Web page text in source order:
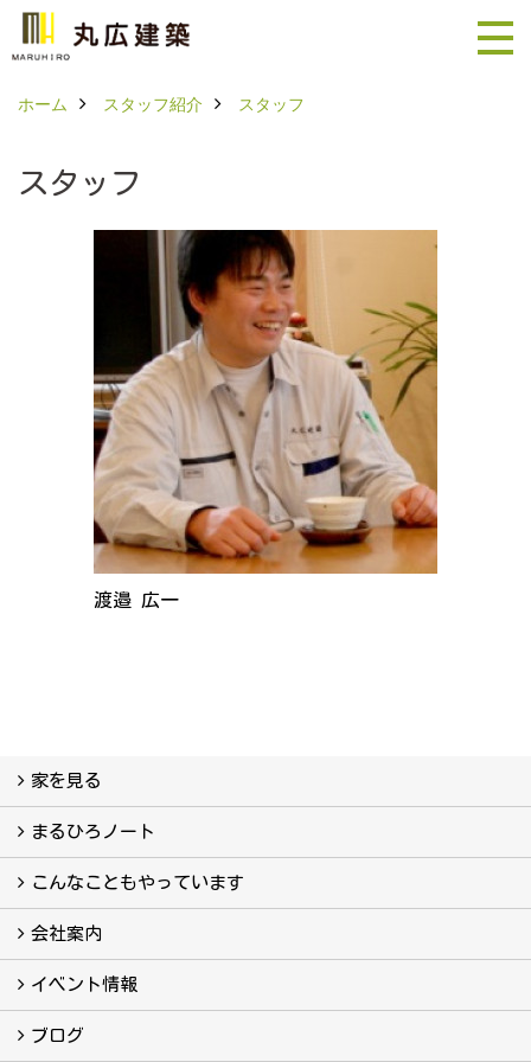
ホーム スタッフ紹介 スタッフ
スタッフ
渡邉 広一
家を見る
フォトギャラリー
現場レポート
完工事例
お客様の声
まるひろノート
真っ直ぐの家づくり
自慢の大工たち
こだわりの自然素材
快適な家のエッセンス
注文住宅ができるまで
こんなこともやっています
こんなこともやっています
会社案内
会社案内
まるひろの人
スタッフ紹介
プライバシーポリシー
イベント情報
イベント予告
イベント報告
ブログ